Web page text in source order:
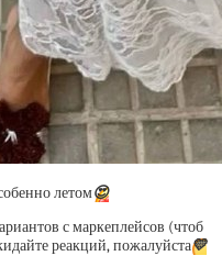
летом😍
с маркеплейсов (чтоб
реакций, пожалуйста💛